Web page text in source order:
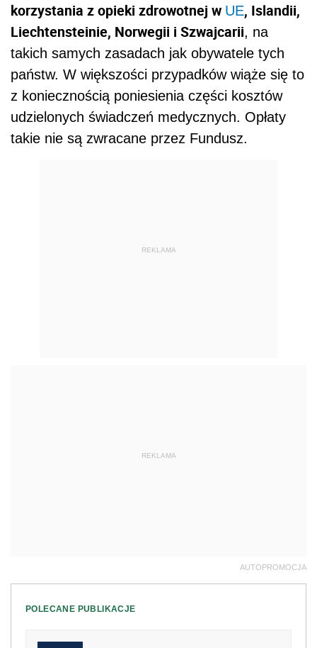
korzystania z opieki zdrowotnej w UE, Islandii,
Liechtensteinie, Norwegii i Szwajcarii, na
takich samych zasadach jak obywatele tych
państw. W większości przypadków wiąże się to
z koniecznością poniesienia części kosztów
udzielonych świadczeń medycznych. Opłaty
takie nie są zwracane przez Fundusz.
REKLAMA
REKLAMA
AUTOPROMOCJA
POLECANE PUBLIKACJE